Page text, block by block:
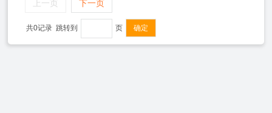
上一页 下一页
共0记录 跳转到 页